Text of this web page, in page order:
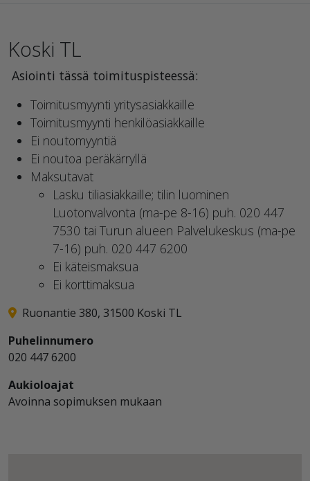
Koski TL
Asiointi tässä toimituspisteessä:
Toimitusmyynti yritysasiakkaille
Toimitusmyynti henkilöasiakkaille
Ei noutomyyntiä
Ei noutoa peräkärryllä
Maksutavat
Lasku tiliasiakkaille; tilin luominen
Luotonvalvonta (ma-pe 8-16) puh. 020 447
7530 tai Turun alueen Palvelukeskus (ma-pe
7-16) puh. 020 447 6200
Ei käteismaksua
Ei korttimaksua
Ruonantie 380, 31500 Koski TL
Puhelinnumero
020 447 6200
Aukioloajat
Avoinna sopimuksen mukaan